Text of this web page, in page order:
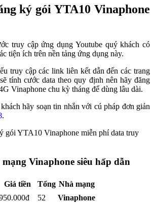
ký gói YTA10 Vinaphone
truy cập ứng dụng Youtube quý khách có
tiện ích trên nền tảng ứng dụng này.
truy cập các link liên kết dẫn đến các trang
tính cước data theo quy định nên hãy đăng
Vinaphone chu kỳ tháng để dùng lâu dài.
hãy soạn tin nhắn với cú pháp đơn giản
.
mạng Vinaphone siêu hấp dẫn
Giá tiền Tổng Nhà mạng
52 Vinaphone